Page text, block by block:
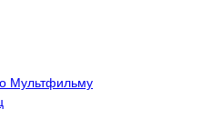
Мультфильму